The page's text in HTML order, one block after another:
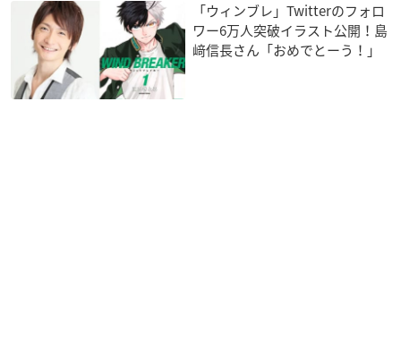
「ウィンブレ」Twitterのフォロ
ワー6万人突破イラスト公開！島
﨑信長さん「おめでとーう！」